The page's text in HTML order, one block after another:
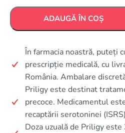
ADAUGĂ ÎN COȘ
În farmacia noastră, puteți
prescripție medicală, cu
România. Ambalare
Priligy este destinat
precoce. Medicamentul
recaptării serotoninei
Doza uzuală de Priligy